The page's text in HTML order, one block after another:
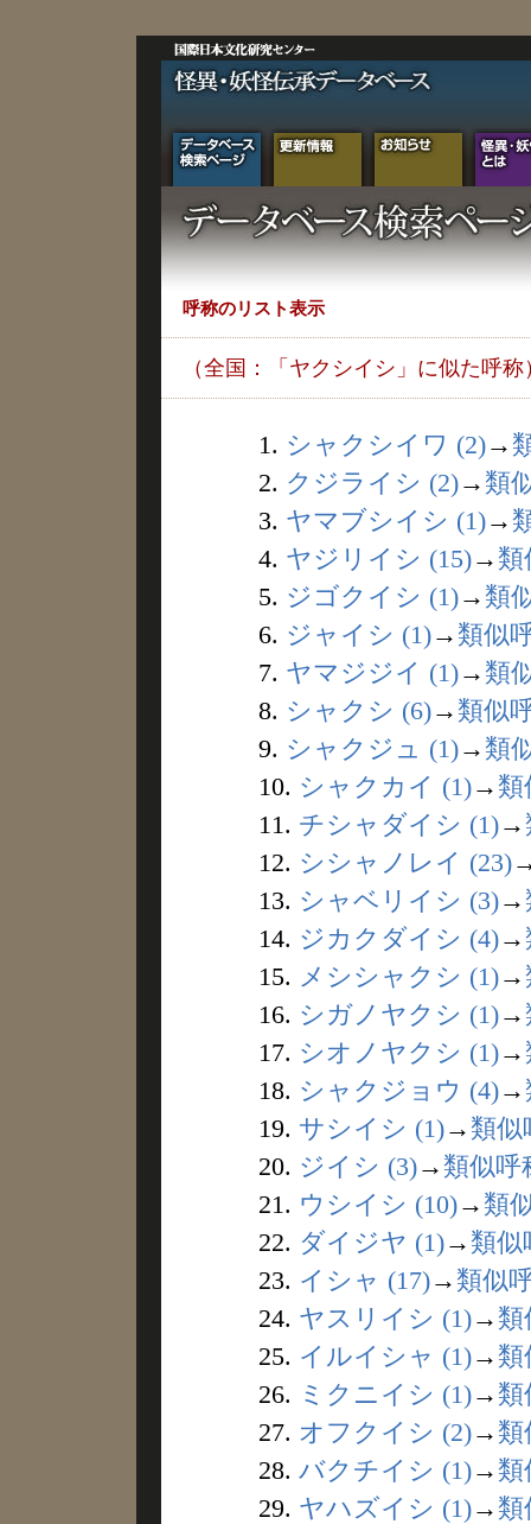
呼称のリスト表示
（全国：「ヤクシイシ」に似た呼称
1. シャクシイワ (2)→
2. クジライシ (2)→ 類
3. ヤマブシイシ (1)→
4. ヤジリイシ (15)→ 類
5. ジゴクイシ (1)→ 類
6. ジャイシ (1)→ 類似
7. ヤマジジイ (1)→ 類
8. シャクシ (6)→ 類似
9. シャクジュ (1)→ 類
10. シャクカイ (1)→ 類
11. チシャダイシ (1)→
12. シシャノレイ (23)
13. シャベリイシ (3)→
14. ジカクダイシ (4)→
15. メシシャクシ (1)→
16. シガノヤクシ (1)→
17. シオノヤクシ (1)→
18. シャクジョウ (4)→
19. サシイシ (1)→ 類似
20. ジイシ (3)→ 類似呼
21. ウシイシ (10)→ 類
22. ダイジヤ (1)→ 類似
23. イシャ (17)→ 類似
24. ヤスリイシ (1)→ 類
25. イルイシャ (1)→ 類
26. ミクニイシ (1)→ 類
27. オフクイシ (2)→ 類
28. バクチイシ (1)→ 類
29. ヤハズイシ (1)→ 類